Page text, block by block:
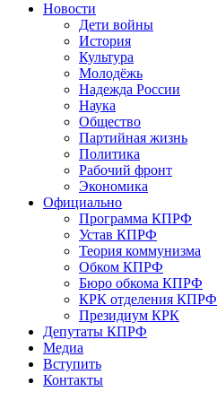
Новости
Дети войны
История
Культура
Молодёжь
Надежда России
Наука
Общество
Партийная жизнь
Политика
Рабочий фронт
Экономика
Официально
Программа КПРФ
Устав КПРФ
Теория коммунизма
Обком КПРФ
Бюро обкома КПРФ
КРК отделения КПРФ
Президиум КРК
Депутаты КПРФ
Медиа
Вступить
Контакты